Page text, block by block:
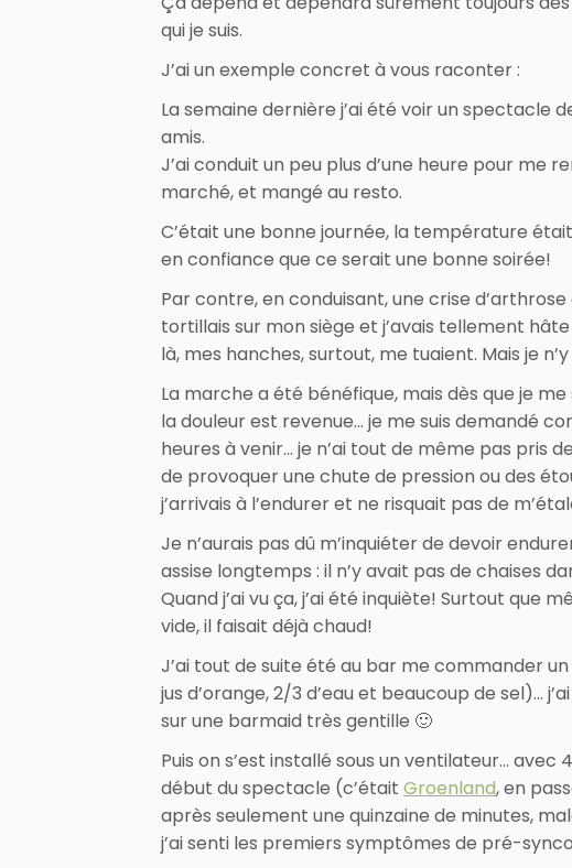
qui je suis.
J’ai un exemple concret à vous raconter :
La semaine dernière j’ai été voir un spectacle
amis.
J’ai conduit un peu plus d’une heure pour me
marché, et mangé au resto.
C’était une bonne journée, la température
en confiance que ce serait une bonne soirée!
Par contre, en conduisant, une crise
tortillais sur mon siège et j’avais tellement
là, mes hanches, surtout, me tuaient. Mais je
La marche a été bénéfique, mais dès que je
la douleur est revenue… je me suis demandé
heures à venir… je n’ai tout de même pas pris
de provoquer une chute de pression ou des
j’arrivais à l’endurer et ne risquait pas de
Je n’aurais pas dû m’inquiéter de devoir
assise longtemps : il n’y avait pas de chaises
Quand j’ai vu ça, j’ai été inquiète! Surtout que
vide, il faisait déjà chaud!
J’ai tout de suite été au bar me commander
jus d’orange, 2/3 d’eau et beaucoup de sel)…
sur une barmaid très gentille 🙂
Puis on s’est installé sous un ventilateur…
début du spectacle (c’était Groenland, en
après seulement une quinzaine de minutes,
j’ai senti les premiers symptômes de pré-